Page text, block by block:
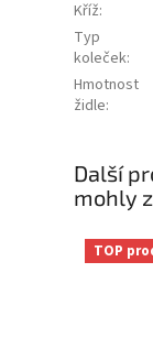
Kříž:
Typ
koleček:
Hmotnost
židle:
Další
mohly
TOP